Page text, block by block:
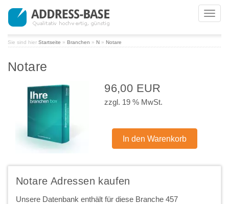
Sie sind hier Startseite » Branchen » N » Notare
Notare
96,00 EUR
zzgl. 19 % MwSt.
Notare Adressen kaufen
Unsere Datenbank enthält für diese Branche 457